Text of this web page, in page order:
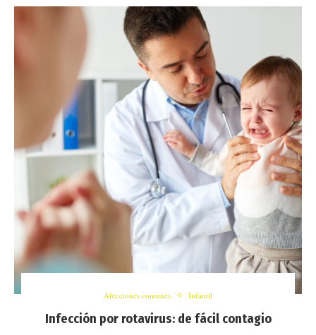
Afecciones comunes Infantil
Infección por rotavirus: de fácil contagio